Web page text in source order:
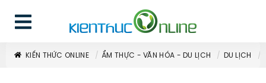
KIẾN THỨC ONLINE ẨM THỰC - VĂN HÓA - DU LỊCH DU LỊCH